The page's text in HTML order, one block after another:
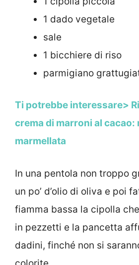
1 dado vegetale
sale
1 bicchiere di riso
parmigiano
Ti potrebbe interessare>
crema di marroni al cacao:
marmellata
In una pentola non troppo
un po’ d’olio di oliva e poi
fiamma bassa la cipolla
in pezzetti e la pancetta
dadini, finché non si